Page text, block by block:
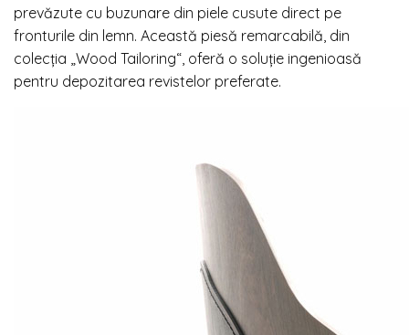
prevăzute cu buzunare din piele cusute direct pe
fronturile din lemn. Această piesă remarcabilă, din
colecția „Wood Tailoring“, oferă o soluție ingenioasă
pentru depozitarea revistelor preferate.